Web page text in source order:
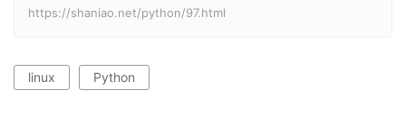
https://shaniao.net/python/97.html
linux Python